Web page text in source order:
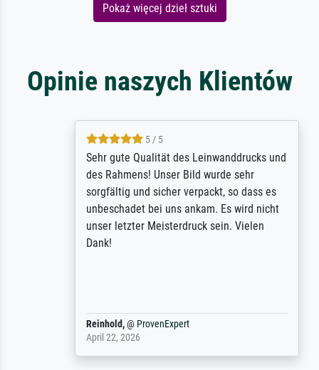
Pokaż więcej dzieł sztuki
Opinie naszych Klientów
5 / 5
Sehr gute Qualität des Leinwanddrucks und
des Rahmens! Unser Bild wurde sehr
sorgfältig und sicher verpackt, so dass es
unbeschadet bei uns ankam. Es wird nicht
unser letzter Meisterdruck sein. Vielen
Reinhold,@ProvenExpert
April 22, 2026